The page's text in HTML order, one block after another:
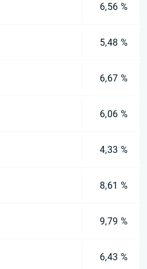
6,56 %
5,48 %
6,67 %
6,06 %
4,33 %
8,61 %
9,79 %
6,43 %